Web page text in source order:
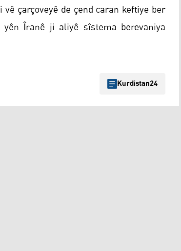
çarçoveyê de çend caran keftiye ber
Îranê ji aliyê sîstema berevaniya
Kurdistan24